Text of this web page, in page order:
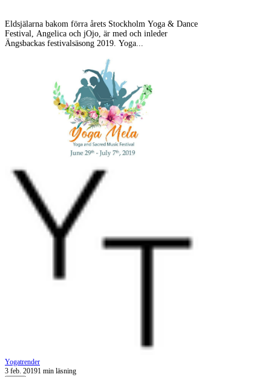
Eldsjälarna bakom förra årets Stockholm Yoga & Dance
Festival, Angelica och jOjo, är med och inleder
Ängsbackas festivalsäsong 2019. Yoga...
Yogatrender
3 feb. 20191 min läsning